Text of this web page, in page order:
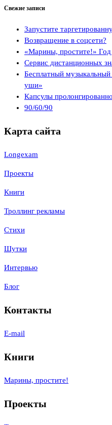
Свежие записи
Запустите
Возвращение в соцсети?
«Марины, простите!» Год
Сервис дистанционных
Бесплатный
уши»
Капсулы
90/60/90
Карта сайта
Longexam
Проекты
Книги
Троллинг рекламы
Стихи
Шутки
Интервью
Блог
Контакты
E-mail
Книги
Марины, простите!
Проекты